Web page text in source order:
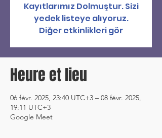
Kayıtlarımız Dolmuştur. Sizi
yedek listeye alıyoruz.
Diğer etkinlikleri gör
Heure et lieu
06 févr. 2025, 23:40 UTC+3 – 08 févr. 2025,
19:11 UTC+3
Google Meet